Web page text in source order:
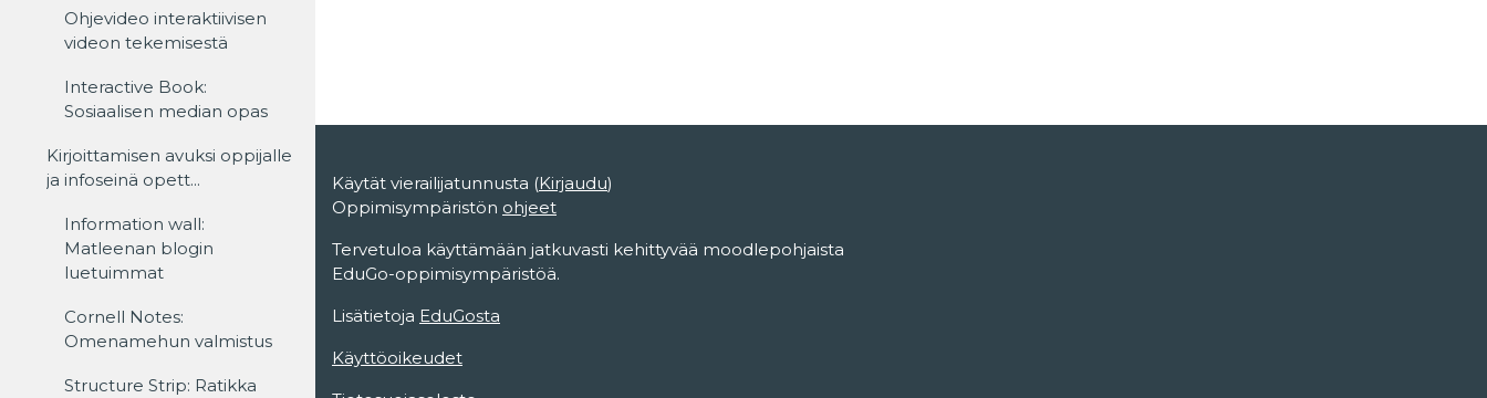
Käytät vierailijatunnusta (Kirjaudu)
Oppimisympäristön ohjeet
Tervetuloa käyttämään jatkuvasti kehittyvää moodlepohjaista
EduGo-oppimisympäristöä.
Lisätietoja EduGosta
Käyttöoikeudet
Ohjevideo interaktiivisen
videon tekemisestä
Interactive Book:
Sosiaalisen median opas
Kirjoittamisen avuksi oppijalle
ja infoseinä opett...
Information wall:
Matleenan blogin
luetuimmat
Cornell Notes:
Omenamehun valmistus
Structure Strip: Ratikka